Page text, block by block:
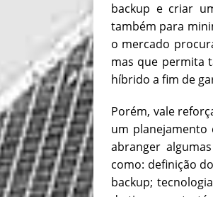
backup e criar
também para
o mercado
mas que permita
híbrido a fim de
Porém, vale
um planejamento
abranger
como: definição
backup;